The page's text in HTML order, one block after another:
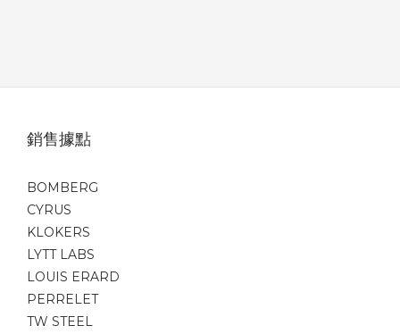
銷售據點
BOMBERG
CYRUS
KLOKERS
LYTT LABS
LOUIS ERARD
PERRELET
TW STEEL